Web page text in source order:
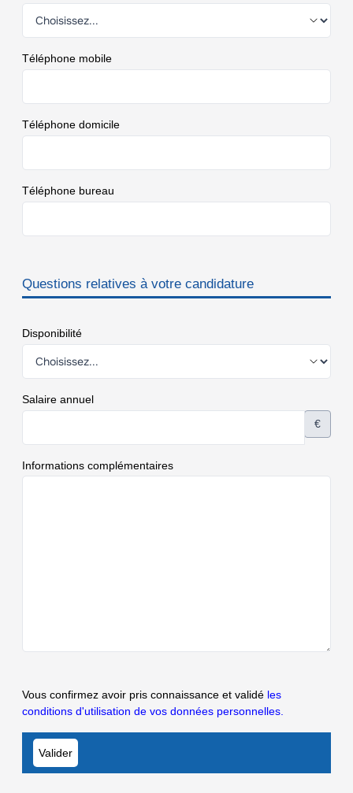
Téléphone mobile
Téléphone domicile
Téléphone bureau
Questions relatives à votre candidature
Disponibilité
Salaire annuel
€
Informations complémentaires
Vous confirmez avoir pris connaissance et validé les
conditions d'utilisation de vos données personnelles.